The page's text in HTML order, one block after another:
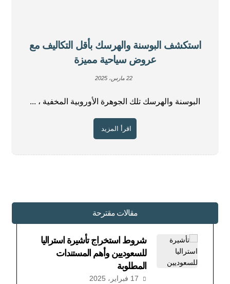
استكشف البوسنة والهرسك بأقل التكاليف مع
عروض سياحية مميزة
22 مارس، 2025
البوسنة والهرسك تلك الجوهرة الأوروبية المخفية ، ...
اقرأ المزيد
مقالات مقترحة
شروط استخراج تأشيرة استراليا
للسعوديين وأهم المستندات
المطلوبة
17 فبراير، 2025